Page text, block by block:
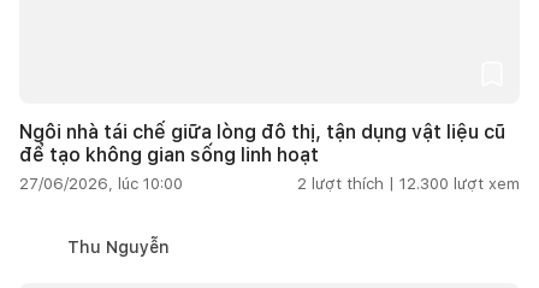
Ngôi nhà tái chế giữa lòng đô thị, tận dụng vật liệu cũ
để tạo không gian sống linh hoạt
27/06/2026, lúc 10:00 2 lượt thích | 12.300 lượt xem
Thu Nguyễn